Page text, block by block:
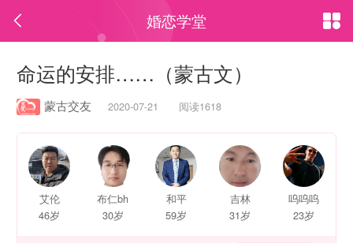
 婚恋学堂
命运的安排……（蒙古文）
蒙古交友 2020-07-21 阅读1618
艾伦
46岁
布仁bh
30岁
和平
59岁
吉林
31岁
呜呜呜
23岁
